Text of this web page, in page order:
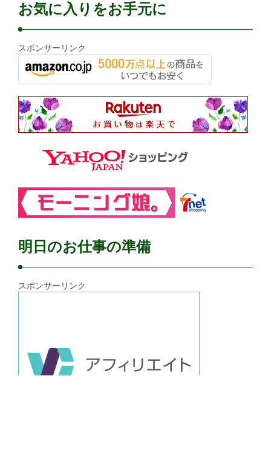
お気に入りをお手元に
スポンサーリンク
明日のお仕事の準備
スポンサーリンク